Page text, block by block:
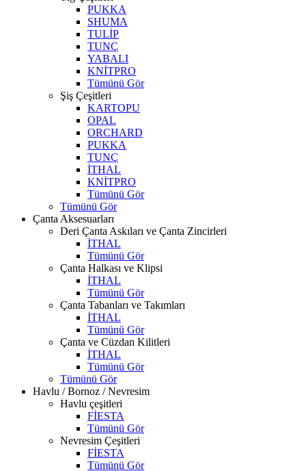
PUKKA
SHUMA
TULİP
TUNÇ
YABALI
KNİTPRO
Tümünü Gör
Şiş Çeşitleri
KARTOPU
OPAL
ORCHARD
PUKKA
TUNÇ
İTHAL
KNİTPRO
Tümünü Gör
Tümünü Gör
Çanta Aksesuarları
Deri Çanta Askıları ve Çanta Zincirleri
İTHAL
Tümünü Gör
Çanta Halkası ve Klipsi
İTHAL
Tümünü Gör
Çanta Tabanları ve Takımları
İTHAL
Tümünü Gör
Çanta ve Cüzdan Kilitleri
İTHAL
Tümünü Gör
Tümünü Gör
Havlu / Bornoz / Nevresim
Havlu çeşitleri
FİESTA
Tümünü Gör
Nevresim Çeşitleri
FİESTA
Tümünü Gör